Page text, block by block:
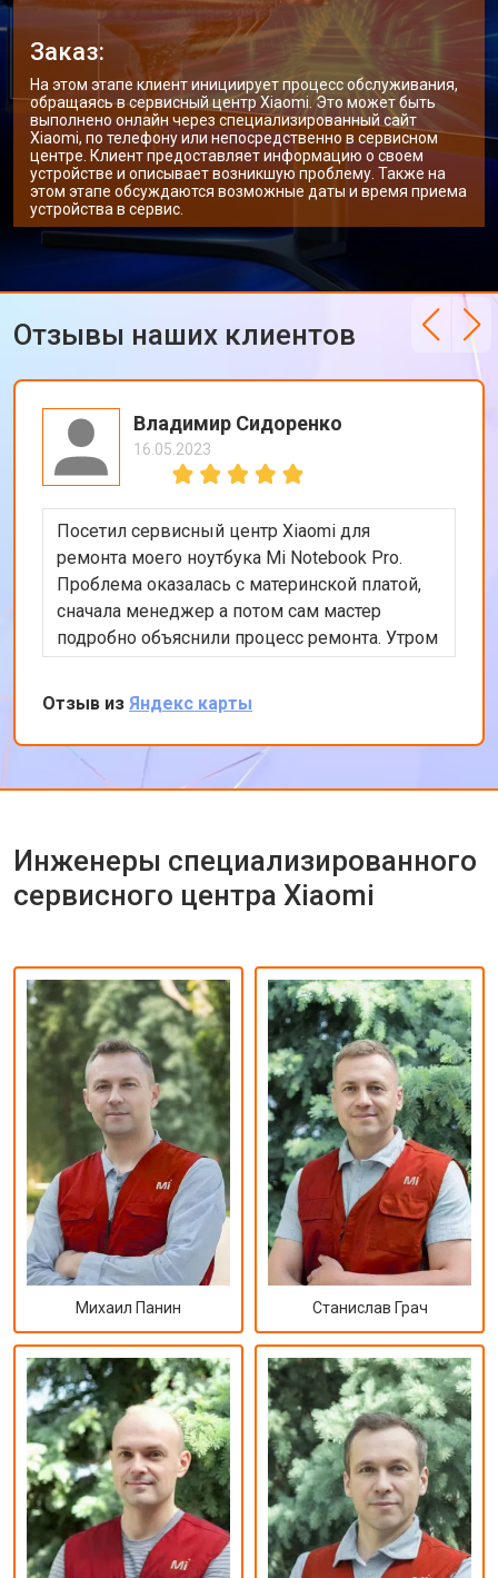
Заказ:
На этом этапе клиент инициирует процесс обслуживания,
обращаясь в сервисный центр Xiaomi. Это может быть
выполнено онлайн через специализированный сайт
Xiaomi, по телефону или непосредственно в сервисном
центре. Клиент предоставляет информацию о своем
устройстве и описывает возникшую проблему. Также на
этом этапе обсуждаются возможные даты и время приема
устройства в сервис.
Отзывы наших клиентов
Владимир Сидоренко
16.05.2023
Посетил сервисный центр Xiaomi для
ремонта моего ноутбука Mi Notebook Pro.
Проблема оказалась с материнской платой,
сначала менеджер а потом сам мастер
подробно объяснили процесс ремонта. Утром
оставил заявку, в обед курьер приехал и к
вечеру ноутбук был готов-очень быстро.
Впечатлен оперативностью и качеством
ремонта.
Отзыв из Яндекс карты
Инженеры специализированного
сервисного центра Xiaomi
Михаил Панин Станислав Грач